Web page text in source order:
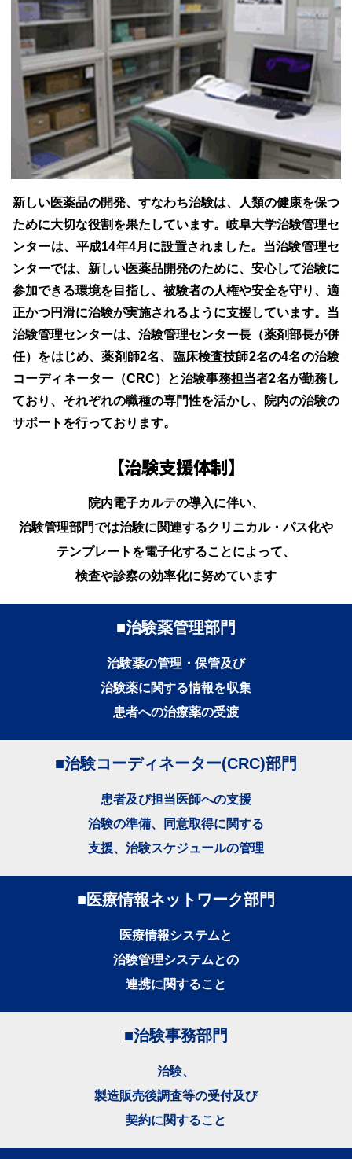
新しい医薬品の開発、すなわち治験は、人類の健康を保つ
ために大切な役割を果たしています。岐阜大学治験管理セ
ンターは、平成14年4月に設置されました。当治験管理セ
ンターでは、新しい医薬品開発のために、安心して治験に
参加できる環境を目指し、被験者の人権や安全を守り、適
正かつ円滑に治験が実施されるように支援しています。当
治験管理センターは、治験管理センター長（薬剤部長が併
任）をはじめ、薬剤師2名、臨床検査技師2名の4名の治験
コーディネーター（CRC）と治験事務担当者2名が勤務し
ており、それぞれの職種の専門性を活かし、院内の治験の
サポートを行っております。
【治験支援体制】
院内電子カルテの導入に伴い、
治験管理部門では治験に関連するクリニカル・パス化や
テンプレートを電子化することによって、
検査や診察の効率化に努めています
■治験薬管理部門
治験薬の管理・保管及び
治験薬に関する情報を収集
患者への治療薬の受渡
■治験コーディネーター(CRC)部門
患者及び担当医師への支援
治験の準備、同意取得に関する
支援、治験スケジュールの管理
■医療情報ネットワーク部門
医療情報システムと
治験管理システムとの
連携に関すること
■治験事務部門
治験、
製造販売後調査等の受付及び
契約に関すること